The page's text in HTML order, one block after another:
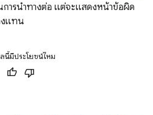
ารนำทางต่อ แต่จะแสดงหน้าข้อผิด
งแทน
นี้มีประโยชน์ไหม